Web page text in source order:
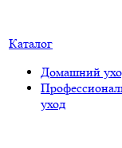
Каталог
Домашний
уход